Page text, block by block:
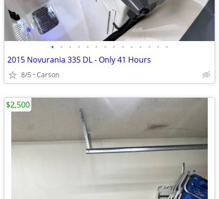
• • • • • • • • • • • • • •
2015 Novurania 335 DL - Only 41 Hours
8/5 Carson
$2,500